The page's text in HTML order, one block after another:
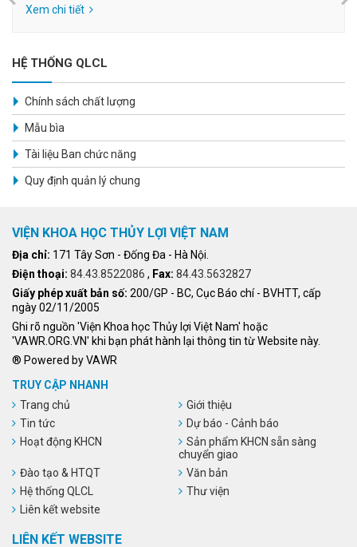
Xem chi tiết
HỆ THỐNG QLCL
Chính sách chất lượng
Mẫu bìa
Tài liệu Ban chức năng
Quy định quản lý chung
VIỆN KHOA HỌC THỦY LỢI VIỆT NAM
Địa chỉ: 171 Tây Sơn - Đống Đa - Hà Nội.
Điện thoại: 84.43.8522086 , Fax: 84.43.5632827
Giấy phép xuất bản số: 200/GP - BC, Cục Báo chí - BVHTT, cấp
ngày 02/11/2005
Ghi rõ nguồn 'Viện Khoa học Thủy lợi Việt Nam' hoặc
'VAWR.ORG.VN' khi bạn phát hành lại thông tin từ Website này.
® Powered by VAWR
TRUY CẬP NHANH
Trang chủ
Giới thiệu
Tin tức
Dự báo - Cảnh báo
Hoạt động KHCN
Sản phẩm KHCN sẵn sàng
chuyển giao
Đào tạo & HTQT
Văn bản
Hệ thống QLCL
Thư viện
Liên kết website
LIÊN KẾT WEBSITE